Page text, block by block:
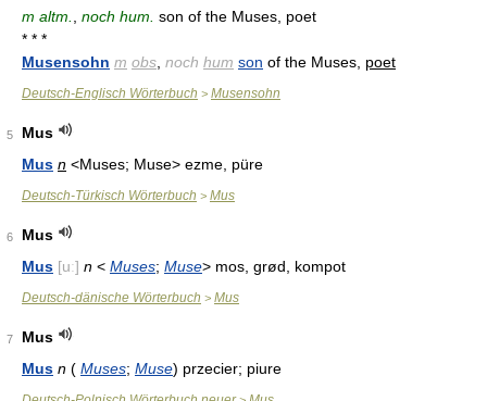
m altm.
noch hum. son of the Muses, poet
* * *
Musensohn m obs noch hum son of the Muses, poet
Deutsch-Englisch Wörterbuch > Musensohn
5
Mus
Mus n <Muses; Muse> ezme, püre
Deutsch-Türkisch Wörterbuch > Mus
6
Mus
Mus [uː] n < Muses; Muse> mos, grød, kompot
Deutsch-dänische Wörterbuch > Mus
7
Mus
Mus n ( Muses; Muse) przecier; piure